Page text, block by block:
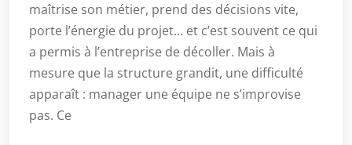
maîtrise son métier, prend des décisions vite,
porte l’énergie du projet… et c’est souvent ce qui
a permis à l’entreprise de décoller. Mais à
mesure que la structure grandit, une difficulté
apparaît : manager une équipe ne s’improvise
pas. Ce